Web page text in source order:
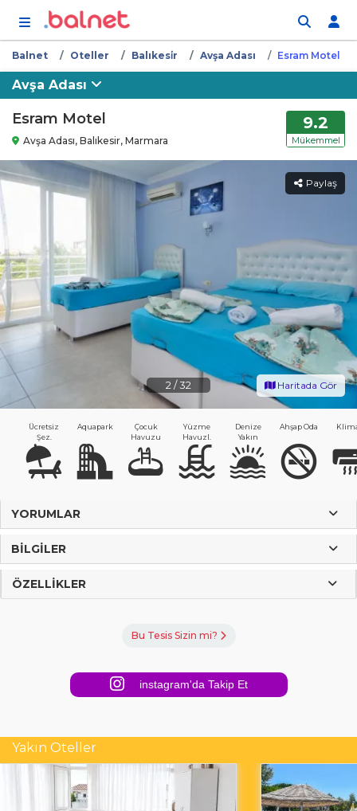
Balnet Oteller Balıkesi̇r Avşa Adası Esram Motel
Avşa Adası
Esram Motel
Avşa Adası, Balıkesir, Marmara
9.2
Mükemmel
2 /32
Paylaş
Haritada Gör
Ücretsiz
Şez.
Aquapark
Çocuk
Havuzu
Yüzme
Havuzl.
Denize
Yakın
Ahşap Oda
YORUMLAR
BILGILER
ÖZELLIKLER
Bu Tesis Sizin mi?
instagram'da Takip Et
Yakın Oteller